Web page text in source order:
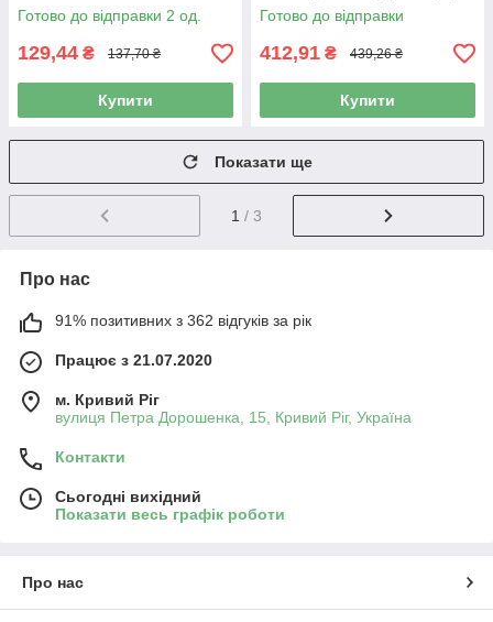
Готово до відправки 2 од.
129,44 ₴ 137,70 ₴
Купити
Готово до відправки
412,91 ₴ 439,26 ₴
Купити
Показати ще
1 / 3
Про нас
91% позитивних з 362 відгуків за рік
Працює з 21.07.2020
м. Кривий Ріг
вулиця Петра Дорошенка, 15, Кривий Ріг, Україна
Контакти
Сьогодні вихідний
Показати весь графік роботи
Про нас